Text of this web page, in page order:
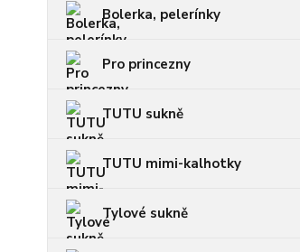
Bolerka, pelerínky
Pro princezny
TUTU sukně
TUTU mimi-kalhotky
Tylové sukně